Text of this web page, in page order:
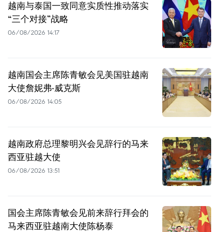
越南与泰国一致同意实质性推动落实
“三个对接”战略
06/08/2026 14:17
越南国会主席陈青敏会见美国驻越南
大使詹妮弗·威克斯
06/08/2026 14:05
越南政府总理黎明兴会见辞行的马来
西亚驻越大使
06/08/2026 13:51
国会主席陈青敏会见前来辞行拜会的
马来西亚驻越南大使陈杨泰